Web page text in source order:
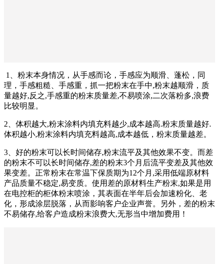
1、粉末本身情况，从手感而论，手感应为顺滑、蓬松，同
理，手感粗糙、手感重，抓一把粉末在手中,粉末越顺滑，质
量越好,反之,手感重的粉末质量差,不易喷涂,二次落粉多,浪费
比较明显。
2、体积越大,粉末涂料内填充料越少,成本越高.粉末质量越好.
体积越小,粉末涂料内填充料越高,成本越低，粉末质量越差。
3、好的粉末可以长时间储存,粉末流平及其他效果不变。而差
的粉末不可以长时间储存,差的粉末3个月后流平变差及其他效
果变差。正常粉末在常温下保质期为12个月,采用低端原材料
产品质量不稳定,易变质。使用差的原材料生产粉末,如果是用
在电控柜的柜体粉末喷涂，其表面在半年后会加速粉化、老
化，形成涂层脱落，从而影响客户企业声誉。另外，差的粉末
不易储存,给客户造成粉末浪费大,无形当中增加费用！